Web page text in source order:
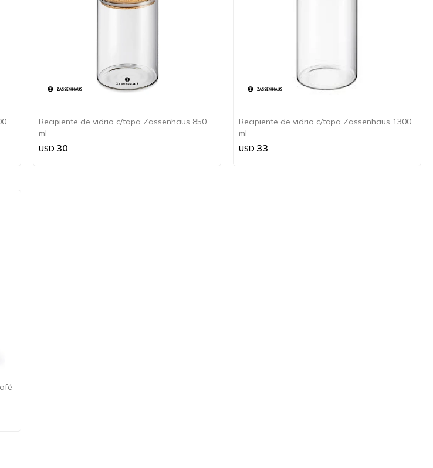
Recipiente de vidrio c/tapa Zassenhaus 850
ml.
USD 30
Recipiente de vidrio c/tapa Zassenhaus 1300
ml.
USD 33